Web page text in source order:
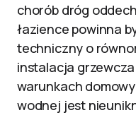
chorób dróg
łazience powinna
techniczny o
instalacja
warunkach
wodnej jest